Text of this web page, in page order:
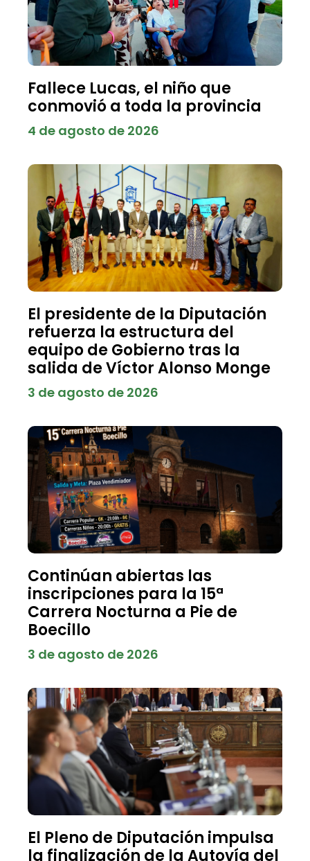
Fallece Lucas, el niño que
conmovió a toda la provincia
4 de agosto de 2026
El presidente de la Diputación
refuerza la estructura del
equipo de Gobierno tras la
salida de Víctor Alonso Monge
3 de agosto de 2026
Continúan abiertas las
inscripciones para la 15ª
Carrera Nocturna a Pie de
Boecillo
3 de agosto de 2026
El Pleno de Diputación impulsa
la finalización de la Autovía del